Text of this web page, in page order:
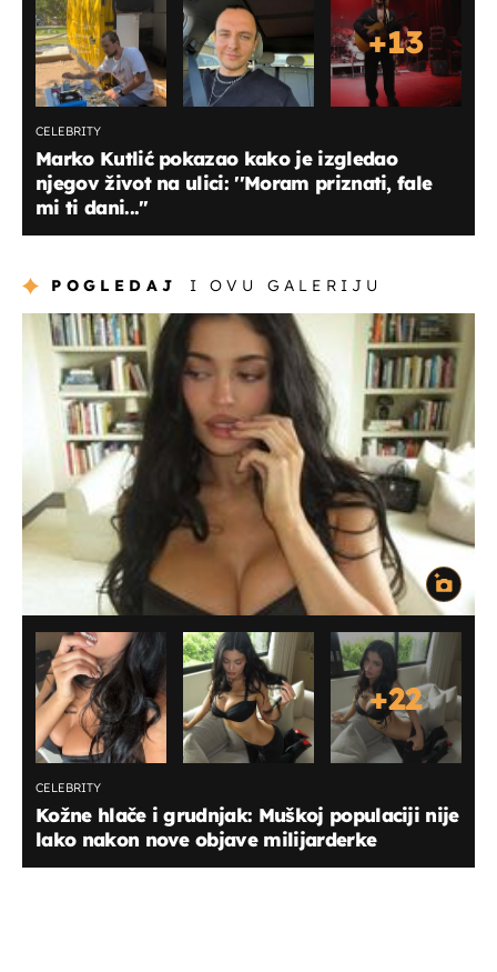
+13
CELEBRITY
Marko Kutlić pokazao kako je izgledao
njegov život na ulici: ''Moram priznati, fale
mi ti dani...''
POGLEDAJ I OVU GALERIJU
+22
CELEBRITY
Kožne hlače i grudnjak: Muškoj populaciji nije
lako nakon nove objave milijarderke